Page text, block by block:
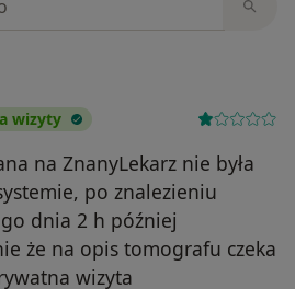
wizyty
na ZnanyLekarz nie była
po znalezieniu
dnia 2 h później
że na opis tomografu czeka
wizyta